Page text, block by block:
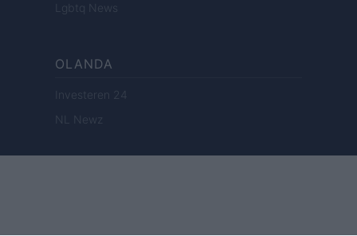
Lgbtq News
OLANDA
Investeren 24
NL Newz